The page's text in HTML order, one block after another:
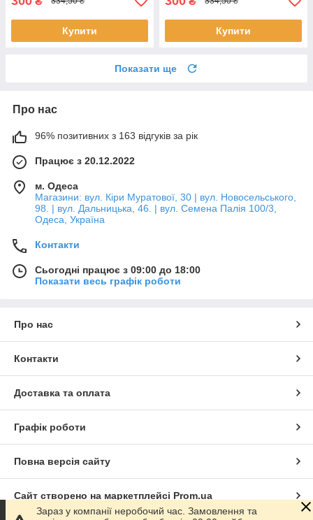
Купити Купити
Показати ще
Про нас
96% позитивних з 163 відгуків за рік
Працює з 20.12.2022
м. Одеса
Магазини: вул. Кіри Муратової, 30 | вул. Новосельського,
98. | вул. Дальницька, 46. | вул. Семена Палія 100/3,
Одеса, Україна
Контакти
Сьогодні працює з 09:00 до 18:00
Показати весь графік роботи
Про нас
Контакти
Доставка та оплата
Графік роботи
Повна версія сайту
Сайт створено на маркетплейсі Prom.ua
Зараз у компанії неробочий час. Замовлення та